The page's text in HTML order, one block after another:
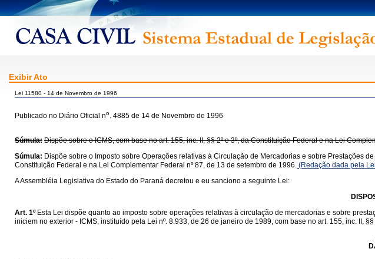
Exibir Ato
Lei 11580 - 14 de Novembro de 1996
Publicado no Diário Oficial no. 4885 de 14 de Novembro de 1996
Súmula: Dispõe sobre o ICMS, com base no art. 155, inc. II, §§ 2º e 3º, da Constituição Federal e na Lei
Súmula: Dispõe sobre o Imposto sobre Operações relativas à Circulação de Mercadorias e sobre Prestações
Constituição Federal e na Lei Complementar Federal nº 87, de 13 de setembro de 1996. (Redação dada pela
A Assembléia Legislativa do Estado do Paraná decretou e eu sanciono a seguinte Lei:
Art. 1º Esta Lei dispõe quanto ao imposto sobre operações relativas à circulação de mercadorias e sobre
iniciem no exterior - ICMS, instituído pela Lei nº. 8.933, de 26 de janeiro de 1989, com base no art. 155, inc. II,